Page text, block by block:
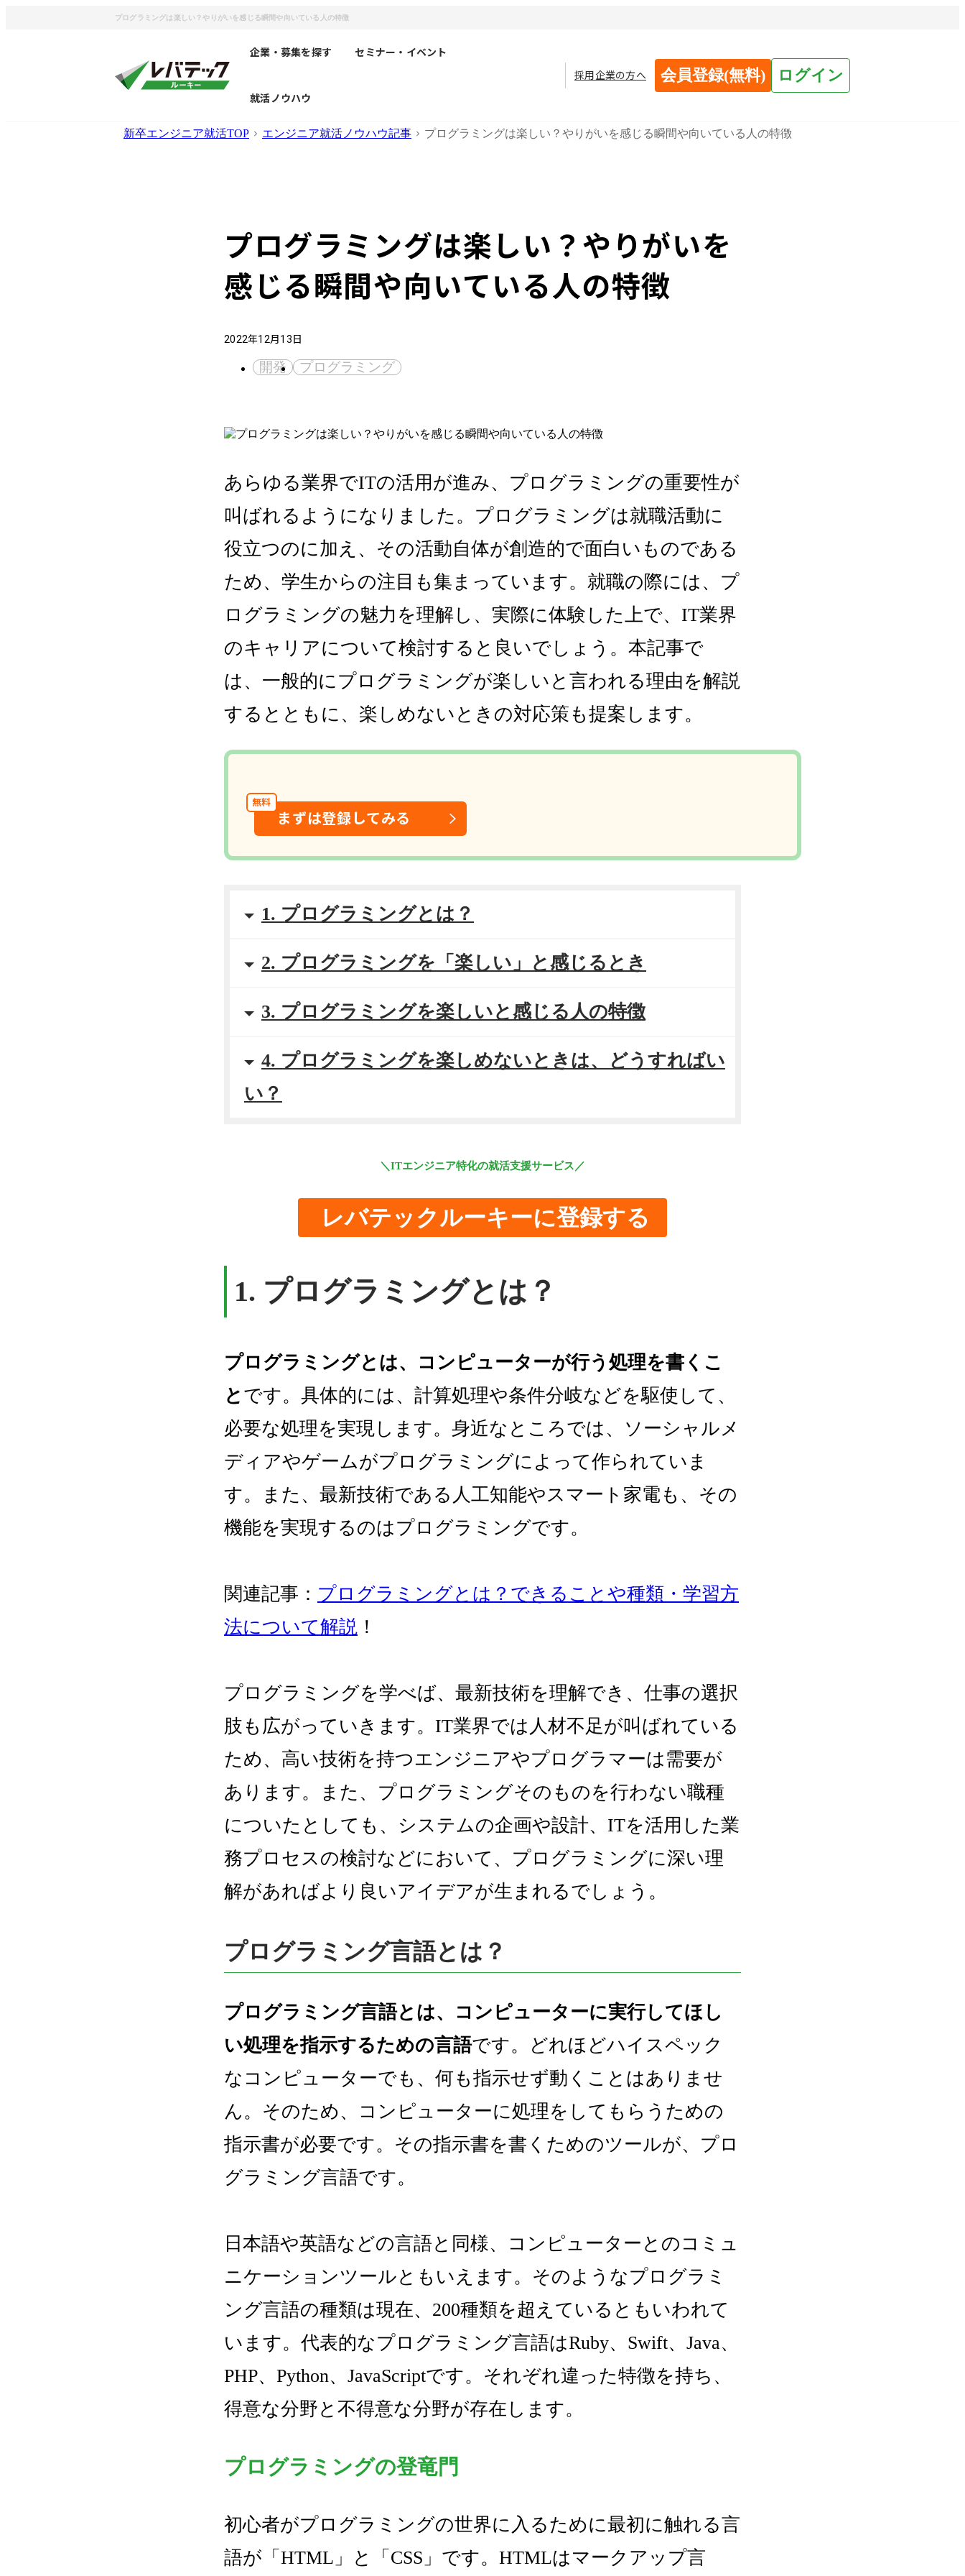
プログラミングは楽しい？やりがいを感じる瞬間や向いている人の特徴
企業・募集を探す セミナー・イベント
就活ノウハウ
採用企業の方へ 会員登録(無料) ログイン
新卒エンジニア就活TOP エンジニア就活ノウハウ記事 プログラミングは楽しい？やりがいを感じる瞬間や向いている人の特徴
プログラミングは楽しい？やりがいを
感じる瞬間や向いている人の特徴
2022年12月13日
開発 プログラミング
あらゆる業界でITの活用が進み、プログラミングの重要性が
叫ばれるようになりました。プログラミングは就職活動に
役立つのに加え、その活動自体が創造的で面白いものである
ため、学生からの注目も集まっています。就職の際には、プ
ログラミングの魅力を理解し、実際に体験した上で、IT業界
のキャリアについて検討すると良いでしょう。本記事で
は、一般的にプログラミングが楽しいと言われる理由を解説
するとともに、楽しめないときの対応策も提案します。
無料
まずは登録してみる
1. プログラミングとは？
2. プログラミングを「楽しい」と感じるとき
3. プログラミングを楽しいと感じる人の特徴
4. プログラミングを楽しめないときは、どうすればい
い？
＼ITエンジニア特化の就活支援サービス／
レバテックルーキーに登録する
1. プログラミングとは？
プログラミングとは、コンピューターが行う処理を書くこ
と です。具体的には、計算処理や条件分岐などを駆使して、
必要な処理を実現します。身近なところでは、ソーシャルメ
ディアやゲームがプログラミングによって作られていま
す。また、最新技術である人工知能やスマート家電も、その
機能を実現するのはプログラミングです。
関連記事： プログラミングとは？できることや種類・学習方
法について解説 ！
プログラミングを学べば、最新技術を理解でき、仕事の選択
肢も広がっていきます。IT業界では人材不足が叫ばれている
ため、高い技術を持つエンジニアやプログラマーは需要が
あります。また、プログラミングそのものを行わない職種
についたとしても、システムの企画や設計、ITを活用した業
務プロセスの検討などにおいて、プログラミングに深い理
解があればより良いアイデアが生まれるでしょう。
プログラミング言語とは？
プログラミング言語とは、コンピューターに実行してほし
い処理を指示するための言語です。どれほどハイスペック
なコンピューターでも、何も指示せず動くことはありませ
ん。そのため、コンピューターに処理をしてもらうための
指示書が必要です。その指示書を書くためのツールが、プロ
グラミング言語です。
日本語や英語などの言語と同様、コンピューターとのコミュ
ニケーションツールともいえます。そのようなプログラミ
ング言語の種類は現在、200種類を超えているともいわれて
います。代表的なプログラミング言語はRuby、Swift、Java、
PHP、Python、JavaScriptです。それぞれ違った特徴を持ち、
得意な分野と不得意な分野が存在します。
プログラミングの登竜門
初心者がプログラミングの世界に入るために最初に触れる言
語が「HTML」と「CSS」です。HTMLはマークアップ言